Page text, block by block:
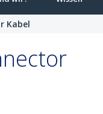
Kabel